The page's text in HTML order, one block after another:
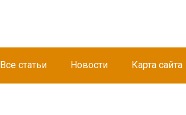
Все статьи Новости Карта сайта